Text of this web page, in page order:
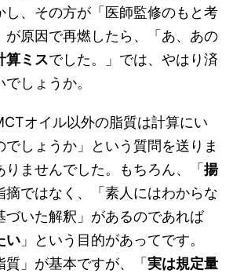
し、その方が「医師監修のもと考
が原因で再燃したら、「あ、あの
算ミスでした。」では、やはり済
しょうか。
オイル以外の脂質は計算にい
しょうか」という質問を送りま
りませんでした。もちろん、「揚
摘ではなく、「素人にはわからな
づいた解釈」があるのであれば
い 」という目的があってです。
質」が基本ですが、「実は規定量